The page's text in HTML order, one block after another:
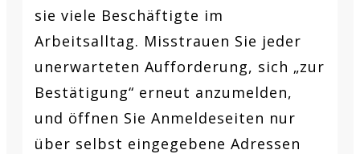
sie viele Beschäftigte im
Arbeitsalltag. Misstrauen Sie jeder
unerwarteten Aufforderung, sich „zur
Bestätigung“ erneut anzumelden,
und öffnen Sie Anmeldeseiten nur
über selbst eingegebene Adressen